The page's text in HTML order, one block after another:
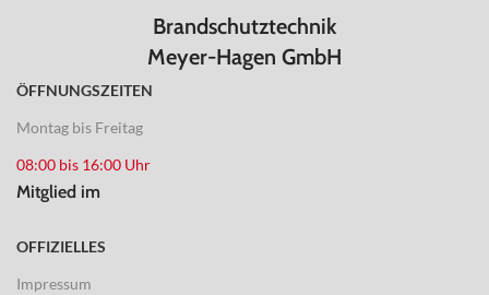
Brandschutztechnik
Meyer-Hagen GmbH
ÖFFNUNGSZEITEN
Montag bis Freitag
08:00 bis 16:00 Uhr
Mitglied im
OFFIZIELLES
Impressum